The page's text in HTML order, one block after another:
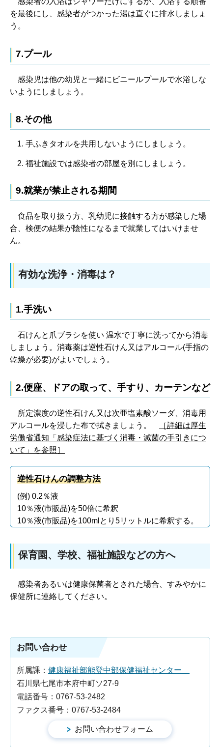
を最後にし、感染者がつかった湯は直ぐに排水しましょ
う。
7.プール
感染 児は他の幼児と一緒にビニールプールで水浴しな
いようにしましょう。
8.その他
手ふきタオルを共用しないようにしましょう。
福祉施設では感染者の部屋を別にしましょう。
9.就業が禁止される期間
食品を取り扱う方、乳幼児に接触する方が感染した場
合、検便の結果が陰性になるまで就業してはいけませ
ん。
有効な洗浄・消毒は？
1.手洗い
石けんと爪ブラシを使い 温水で丁寧に洗ってから消毒
しましょう。消毒薬は逆性石けん又はアルコール(手指の
乾燥が必要)がよいでしょう。
2.便座、ドアの取って、手すり、カーテンなど
所定濃度の逆性石けん又は次亜塩素酸ソーダ、消毒用
アルコールを浸した布で拭きましょう。
［詳細は厚生
労働省通知「感染症法に基づく消毒・滅菌の手引きにつ
いて」を参照］
逆性石けんの調整方法
(例) 0.2％液
10％液(市販品)を50倍に希釈
10％液(市販品)を100mlとり5リットルに希釈する。
保育園、学校、福祉施設などの方へ
感染者あるいは健康保菌者とされた場合、すみやかに
保健所に連絡してください。
お問い合わせ
所属課： 健康福祉部能登中部保健福祉センター
石川県七尾市本府中町ソ27-9
電話番号：0767-53-2482
ファクス番号：0767-53-2484